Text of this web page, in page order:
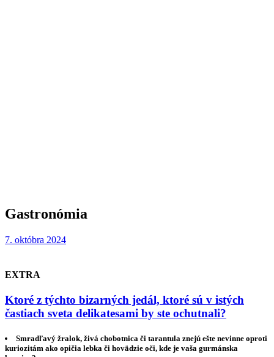
Gastronómia
7. októbra 2024
EXTRA
Ktoré z týchto bizarných jedál, ktoré sú v istých
častiach sveta delikatesami by ste ochutnali?
Smradľavý žralok, živá chobotnica či tarantula znejú ešte nevinne oproti
kuriozitám ako opičia lebka či hovädzie oči, kde je vaša gurmánska